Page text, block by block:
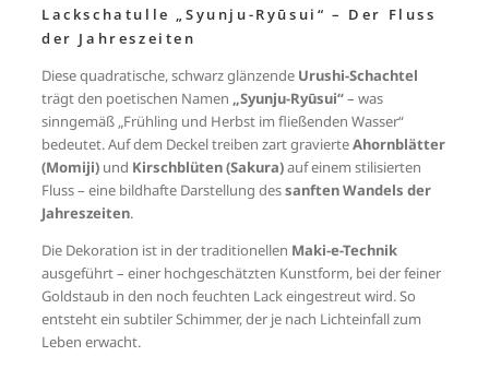
Lackschatulle „Syunju-Ryūsui“ – Der Fluss
der Jahreszeiten
Diese quadratische, schwarz glänzende Urushi-Schachtel
trägt den poetischen Namen „Syunju-Ryūsui“– was
sinngemäß „Frühling und Herbst im fließenden Wasser“
bedeutet. Auf dem Deckel treiben zart gravierteAhornblätter
(Momiji)und Kirschblüten (Sakura)auf einem stilisierten
Fluss – eine bildhafte Darstellung dessanften Wandels der
Jahreszeiten.
Die Dekoration ist in der traditionellen Maki-e-Technik
ausgeführt – einer hochgeschätzten Kunstform, bei der feiner
Goldstaub in den noch feuchten Lack eingestreut wird. So
entsteht ein subtiler Schimmer, der je nach Lichteinfall zum
Leben erwacht.